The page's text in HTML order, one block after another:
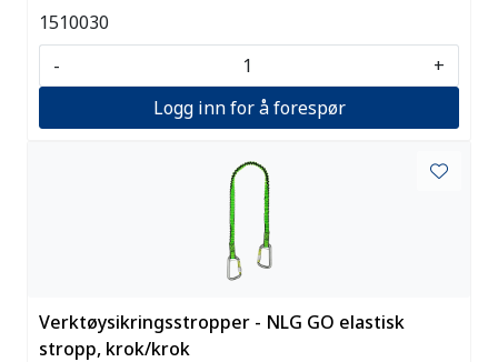
1510030
-
+
Logg inn for å forespør
Verktøysikringsstropper - NLG GO elastisk
stropp, krok/krok